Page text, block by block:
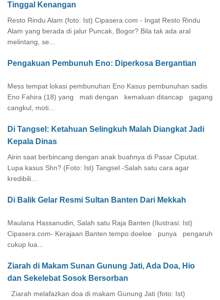
Tinggal Kenangan
Resto Rindu Alam (foto: Ist) Cipasera.com - Ingat Resto Rindu
Alam yang berada di jalur Puncak, Bogor? Bila tak ada aral
melintang, se...
Pengakuan Pembunuh Eno: Diperkosa Bergantian
Mess tempat lokasi pembunuhan Eno Kasus pembunuhan sadis
Eno Fahira (18) yang mati dengan kemaluan ditancap gagang
cangkul, moti...
Di Tangsel: Ketahuan Selingkuh Malah Diangkat Jadi
Kepala Dinas
Airin saat berbincang dengan anak buahnya di Pasar Ciputat.
Lupa kasus Shn? (Foto: Ist) Tangsel -Salah satu cara agar
kredibili...
Di Balik Gelar Resmi Sultan Banten Dari Mekkah
Maulana Hassanudin, Salah satu Raja Banten (Ilustrasi: Ist)
Cipasera.com- Kerajaan Banten tempo doeloe punya pengaruh
cukup lua...
Ziarah di Makam Sunan Gunung Jati, Ada Doa, Hio
dan Sekelebat Sosok Bersorban
Ziarah melafazkan doa di makam Gunung Jati (foto: Ist)